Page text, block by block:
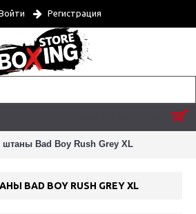
Регистрация
Bad Boy Rush Grey XL
BAD BOY RUSH GREY XL